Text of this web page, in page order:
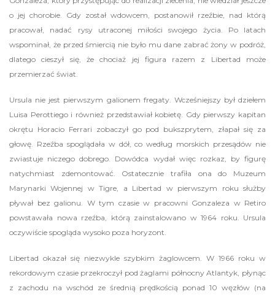
o jej chorobie. Gdy został wdowcem, postanowił rzeźbie, nad którą
pracował, nadać rysy utraconej miłości swojego życia. Po latach
wspominał, że przed śmiercią nie było mu dane zabrać żony w podróż,
dlatego cieszył się, że chociaż jej figura razem z Libertad może
przemierzać świat.
Ursula nie jest pierwszym galionem fregaty. Wcześniejszy był dziełem
Luisa Perottiego i również przedstawiał kobietę. Gdy pierwszy kapitan
okrętu Horacio Ferrari zobaczył go pod bukszprytem, złapał się za
głowę. Rzeźba spoglądała w dół, co według morskich przesądów nie
zwiastuje niczego dobrego. Dowódca wydał więc rozkaz, by figurę
natychmiast zdemontować. Ostatecznie trafiła ona do Muzeum
Marynarki Wojennej w Tigre, a Libertad w pierwszym roku służby
pływał bez galionu. W tym czasie w pracowni Gonzaleza w Retiro
powstawała nowa rzeźba, którą zainstalowano w 1964 roku. Ursula
oczywiście spogląda wysoko poza horyzont.
Libertad okazał się niezwykle szybkim żaglowcem. W 1966 roku w
rekordowym czasie przekroczył pod żaglami północny Atlantyk, płynąc
z zachodu na wschód ze średnią prędkością ponad 10 węzłów (na